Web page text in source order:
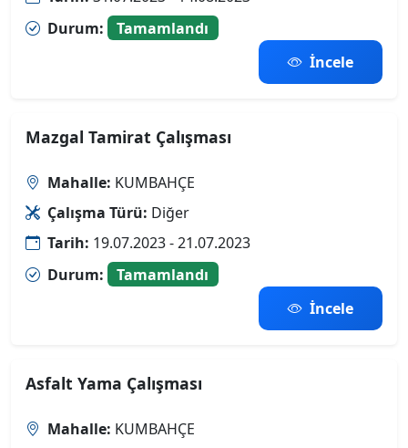
Durum:
Tamamlandı
İncele
Mazgal Tamirat Çalışması
Mahalle: KUMBAHÇE
Çalışma Türü: Diğer
Tarih: 19.07.2023 - 21.07.2023
Durum:
Tamamlandı
İncele
Asfalt Yama Çalışması
Mahalle: KUMBAHÇE